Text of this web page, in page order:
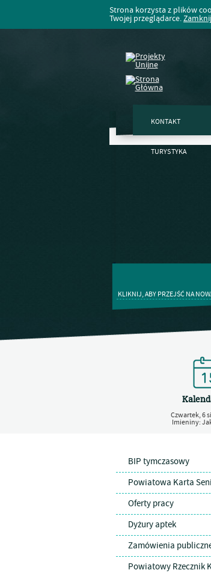
Strona korzysta z plików
Twojej przeglądarce.Zamknij
KONTAKT
TURYSTYKA
KLIKNIJ, ABY PRZEJŚĆ NA
Czwartek,6
Imieniny:
BIP tymczasowy
Powiatowa Karta
Oferty pracy
Dyżury aptek
Zamówienia
Powiatowy Rzecznik